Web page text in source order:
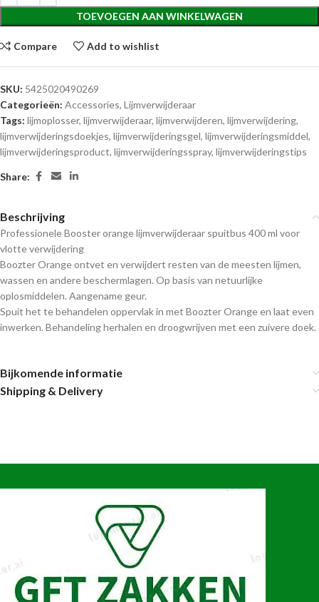
TOEVOEGEN AAN WINKELWAGEN
Compare Add to wishlist
SKU: 5425020490269
Categorieën: Accessories, Lijmverwijderaar
Tags: lijmoplosser, lijmverwijderaar, lijmverwijderen, lijmverwijdering,
lijmverwijderingsdoekjes, lijmverwijderingsgel, lijmverwijderingsmiddel,
lijmverwijderingsproduct, lijmverwijderingsspray, lijmverwijderingstips
Share:
Beschrijving
Professionele Booster orange lijmverwijderaar spuitbus 400 ml voor
vlotte verwijdering
Boozter Orange ontvet en verwijdert resten van de meesten lijmen,
wassen en andere beschermlagen. Op basis van netuurlijke
oplosmiddelen. Aangename geur.
Spuit het te behandelen oppervlak in met Boozter Orange en laat even
inwerken. Behandeling herhalen en droogwrijven met een zuivere doek.
Bijkomende informatie
Shipping & Delivery